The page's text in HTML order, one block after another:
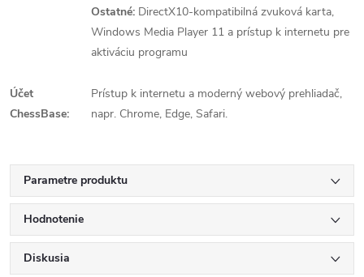
Ostatné: DirectX10-kompatibilná zvuková karta,
Windows Media Player 11 a prístup k internetu pre
aktiváciu programu
Účet
ChessBase:
Prístup k internetu a moderný webový prehliadač,
napr. Chrome, Edge, Safari.
Parametre produktu
Hodnotenie
Diskusia